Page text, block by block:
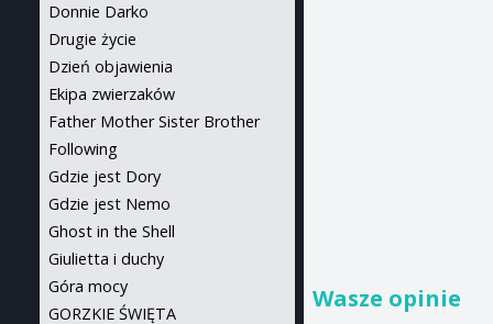
Wasze opinie
Donnie Darko
Drugie życie
Dzień objawienia
Ekipa zwierzaków
Father Mother Sister Brother
Following
Gdzie jest Dory
Gdzie jest Nemo
Ghost in the Shell
Giulietta i duchy
Góra mocy
GORZKIE ŚWIĘTA